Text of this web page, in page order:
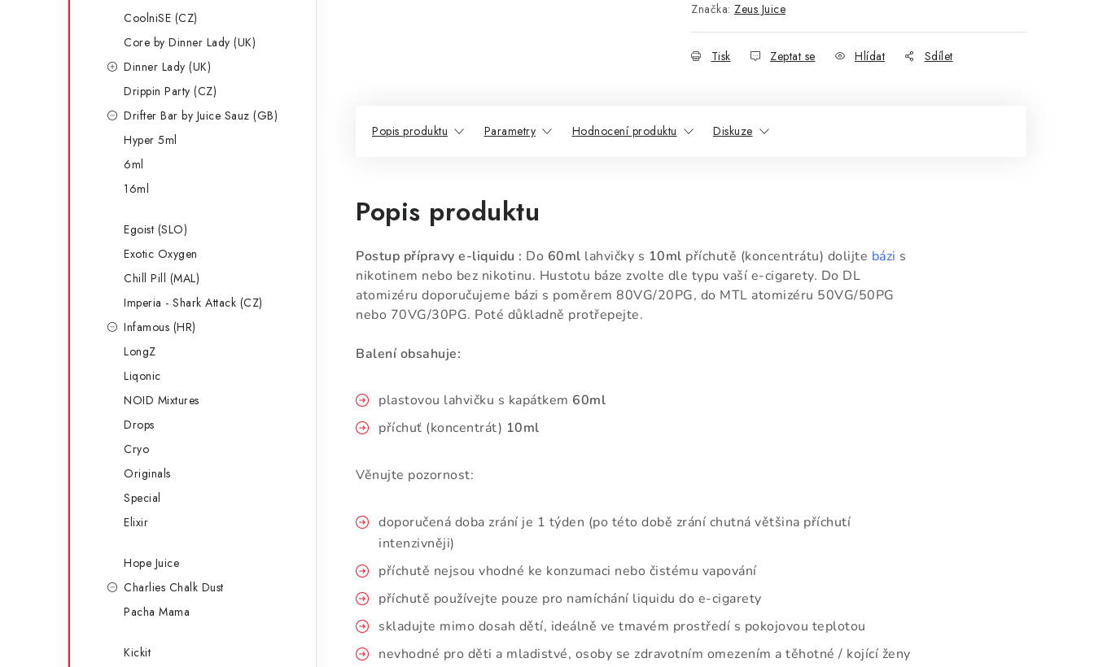
CoolniSE (CZ)
Core by Dinner Lady (UK)
Dinner Lady (UK)
Drippin Party (CZ)
Drifter Bar by Juice Sauz (GB)
Hyper 5ml
6ml
16ml
Egoist (SLO)
Exotic Oxygen
Chill Pill (MAL)
Imperia - Shark Attack (CZ)
Infamous (HR)
LongZ
Liqonic
NOID Mixtures
Drops
Cryo
Originals
Special
Elixir
Hope Juice
Charlies Chalk Dust
Pacha Mama
Kickit
Značka: Zeus Juice
Tisk Zeptat se Hlídat Sdílet
Popis produktu Parametry Hodnocení produktu Diskuze
Popis produktu
Postup přípravy e-liquidu : Do 60ml lahvičky s 10ml příchutě (koncentrátu) dolijte bázi s
nikotinem nebo bez nikotinu. Hustotu báze zvolte dle typu vaší e-cigarety. Do DL
atomizéru doporučujeme bázi s poměrem 80VG/20PG, do MTL atomizéru 50VG/50PG
nebo 70VG/30PG. Poté důkladně protřepejte.
Balení obsahuje:
plastovou lahvičku s kapátkem 60ml
příchuť (koncentrát) 10ml
Věnujte pozornost:
doporučená doba zrání je 1 týden (po této době zrání chutná většina příchutí
intenzivněji)
příchutě nejsou vhodné ke konzumaci nebo čistému vapování
příchutě používejte pouze pro namíchání liquidu do e-cigarety
skladujte mimo dosah dětí, ideálně ve tmavém prostředí s pokojovou teplotou
nevhodné pro děti a mladistvé, osoby se zdravotním omezením a těhotné / kojící ženy